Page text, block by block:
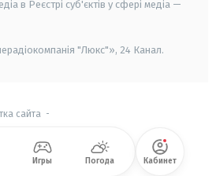
в Реєстрі суб'єктів у сфері медіа —
"Люкс"», 24 Канал.
сайта -
Игры Погода Кабинет